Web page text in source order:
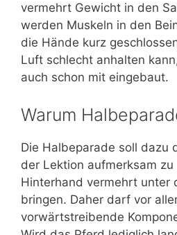
vermehrt Gewicht in den
werden Muskeln in den
die Hände kurz
Luft schlecht anhalten
auch schon mit eingebaut.
Warum
Die Halbeparade soll dazu
der Lektion aufmerksam
Hinterhand vermehrt unter
bringen. Daher darf vor
vorwärtstreibende